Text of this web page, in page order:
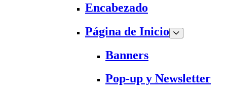
Encabezado
Página de Inicio
Banners
Pop-up y Newsletter